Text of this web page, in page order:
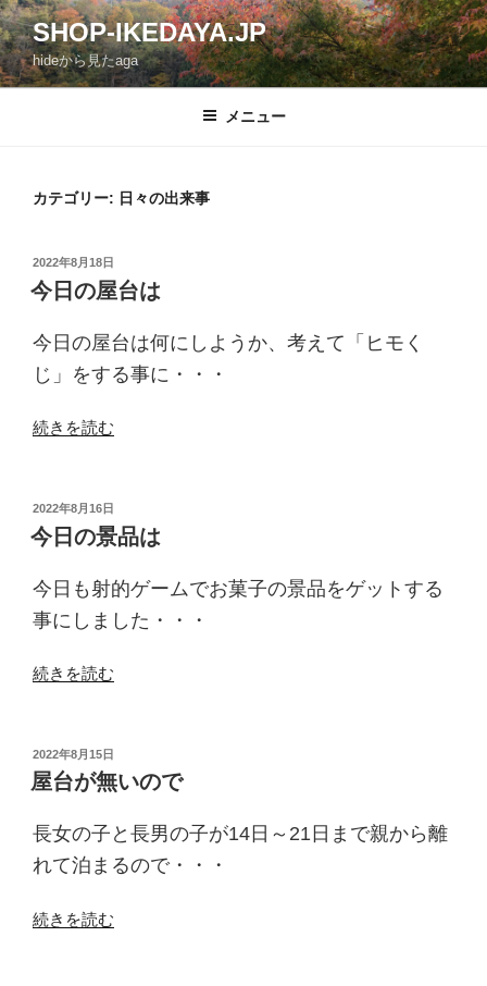
コ
ン
テ
ン
SHOP-IKEDAYA.JP
hideから見たaga
メニュー
カテゴリー: 日々の出来事
投
稿
日:
2022年8月18日
今日の屋台は
今日の屋台は何にしようか、考えて「ヒモく
じ」をする事に・・・
“今
屋
台
の
続きを読む
投
稿
日:
2022年8月16日
今日の景品は
今日も射的ゲームでお菓子の景品をゲットする
事にしました・・・
“今
景
品
の
続きを読む
投
稿
日:
2022年8月15日
屋台が無いので
長女の子と長男の子が14日～21日まで親から離
れて泊まるので・・・
“屋
続きを読む